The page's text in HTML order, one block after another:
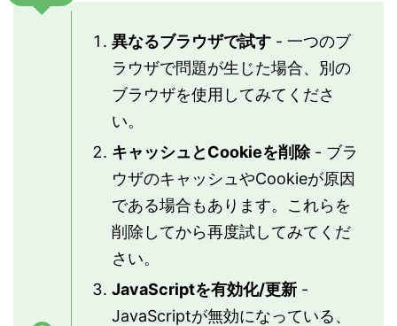
異なるブラウザで試す - 一つのブ
ラウザで問題が生じた場合、別の
ブラウザを使用してみてくださ
い。
キャッシュとCookieを削除- ブラ
ウザのキャッシュやCookieが原因
である場合もあります。これらを
削除してから再度試してみてくだ
さい。
JavaScriptを有効化/更新 -
JavaScriptが無効になっている、